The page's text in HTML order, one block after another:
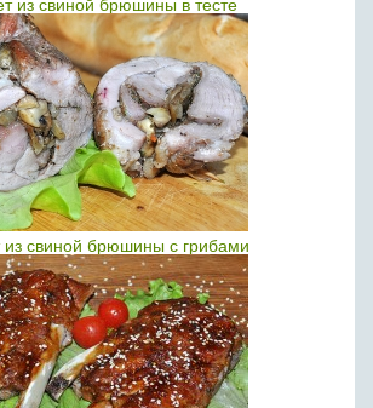
из свиной брюшины в тесте
из свиной брюшины с грибами